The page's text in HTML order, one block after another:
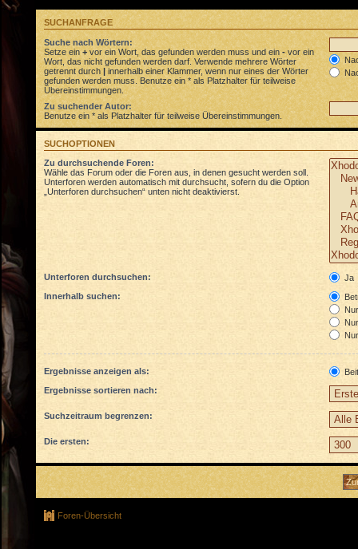
SUCHANFRAGE
Suche nach Wörtern:
Setze ein+ vor ein Wort, das gefunden werden muss und ein- vor ein
Wort, das nicht gefunden werden darf. Verwende mehrere Wörter
getrennt durch|innerhalb einer Klammer, wenn nur eines der Wörter
gefunden werden muss. Benutze ein * als Platzhalter für teilweise
Übereinstimmungen.
Zu suchender Autor:
Benutze ein * als Platzhalter für teilweise Übereinstimmungen.
SUCHOPTIONEN
Zu durchsuchende Foren:
Wähle das Forum oder die Foren aus, in denen gesucht werden soll.
Unterforen werden automatisch mit durchsucht, sofern du die Option
„Unterforen durchsuchen“ unten nicht deaktivierst.
Unterforen durchsuchen:
Ja
Innerhalb suchen:
Ergebnisse anzeigen als:
Ergebnisse sortieren nach:
Suchzeitraum begrenzen:
Die ersten:
Foren-Übersicht